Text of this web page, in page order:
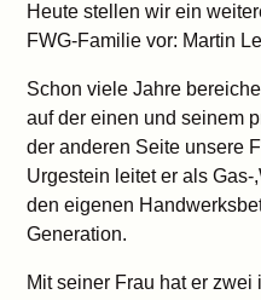
Heute stellen wir ein
FWG-Familie vor: Martin
Schon viele Jahre
auf der einen und seinem
der anderen Seite unsere
Urgestein leitet er als
den eigenen
Generation.
Mit seiner Frau hat er